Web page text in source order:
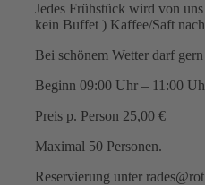
Jedes Frühstück wird von
kein Buffet ) Kaffee/Saft
Bei schönem Wetter darf
Beginn 09:00 Uhr – 11:00
Preis p. Person 25,00 €
Maximal 50 Personen.
Reservierung unter